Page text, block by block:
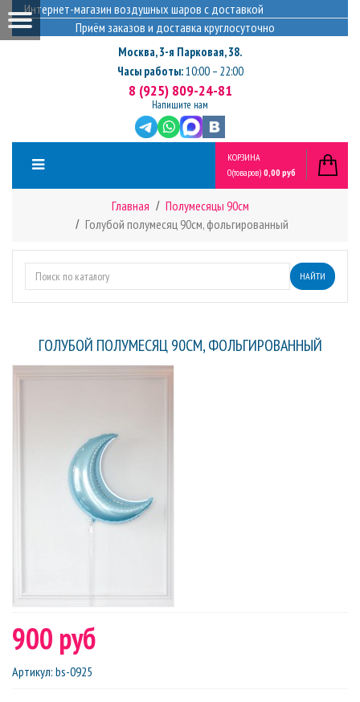
Интернет-магазин воздушных шаров с доставкой
Приём заказов и доставка круглосуточно
Москва,3-я Парковая, 38.
Часы работы:10:00 – 22:00
8 (925) 809-24-81
Напишите нам
КОРЗИНА
0(товаров) 0,00 руб
Главная
Полумесяцы 90см
Голубой полумесяц 90см, фольгированный
НАЙТИ
ГОЛУБОЙ ПОЛУМЕСЯЦ 90СМ, ФОЛЬГИРОВАННЫЙ
900 руб
Артикул: bs-0925